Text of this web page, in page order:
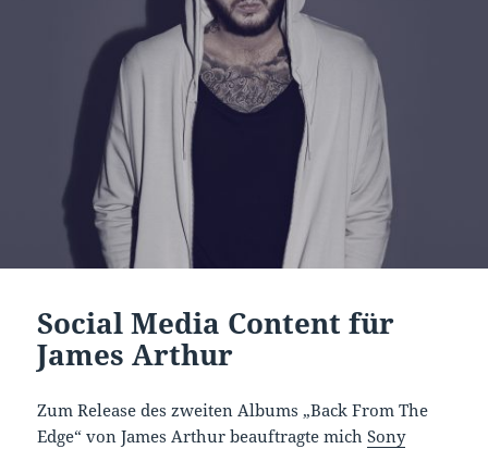
Social Media Content für
James Arthur
Zum Release des zweiten Albums „Back From The
Edge“ von James Arthur beauftragte michSony